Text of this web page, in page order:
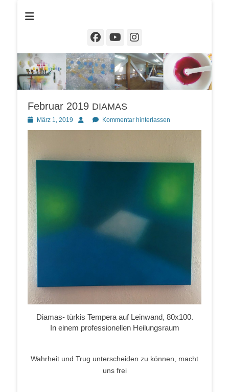
Facebook
YouTube
Instagram
Februar 2019 DIAMAS
Posted
on
März 1, 2019 Autor Kommentar hinterlassen
Dia­mas- tür­kis Tem­pe­ra auf Lein­wand, 80x100.
In einem pro­fes­sio­nel­len Heilungsraum
Wahr­heit und Trug unter­schei­den zu kön­nen, macht
uns frei